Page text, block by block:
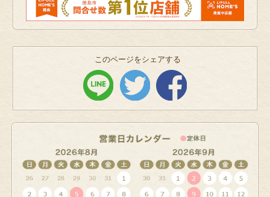
このページをシェアする